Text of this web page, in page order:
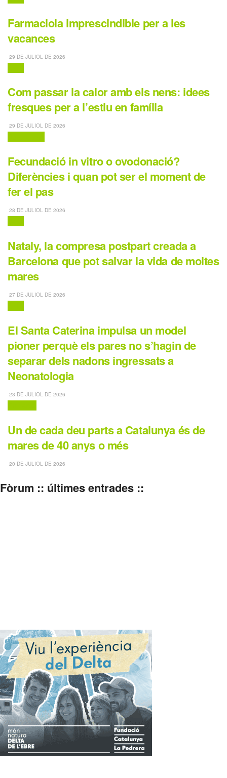
Farmaciola imprescindible per a les
vacances
29 DE JULIOL DE 2026
Com passar la calor amb els nens: idees
fresques per a l’estiu en família
29 DE JULIOL DE 2026
Fecundació in vitro o ovodonació?
Diferències i quan pot ser el moment de
fer el pas
28 DE JULIOL DE 2026
Nataly, la compresa postpart creada a
Barcelona que pot salvar la vida de moltes
mares
27 DE JULIOL DE 2026
El Santa Caterina impulsa un model
pioner perquè els pares no s’hagin de
separar dels nadons ingressats a
Neonatologia
23 DE JULIOL DE 2026
Un de cada deu parts a Catalunya és de
mares de 40 anys o més
20 DE JULIOL DE 2026
Fòrum :: últimes entrades ::